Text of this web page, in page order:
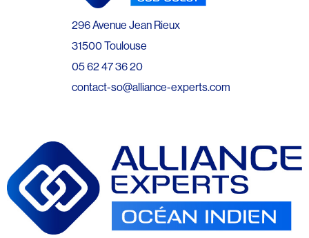
296 Avenue Jean Rieux
31500 Toulouse
05 62 47 36 20
contact-so@alliance-experts.com